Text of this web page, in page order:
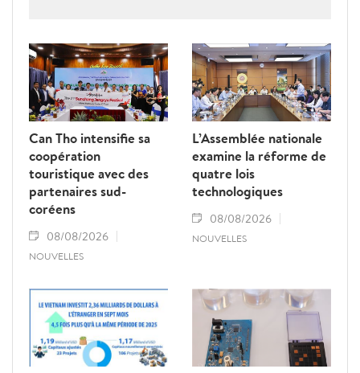
Can Tho intensifie sa
coopération
touristique avec des
partenaires sud-
coréens
08/08/2026
NOUVELLES
L’Assemblée nationale
examine la réforme de
quatre lois
technologiques
08/08/2026
NOUVELLES